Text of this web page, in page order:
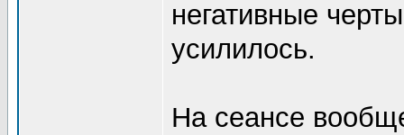
негативные
усилилось.
На сеансе